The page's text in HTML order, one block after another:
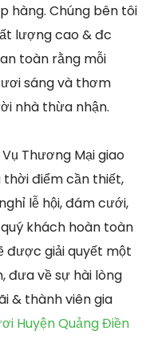
hàng. Chúng bên tôi
lượng cao & đc
toàn rằng mỗi
sáng và thơm
nhà thừa nhận.
Thương Mại giao
thời điểm cần thiết,
lễ hội, đám cưới,
khách hoàn toàn
được giải quyết một
đưa về sự hài lòng
& thành viên gia
Huyện Quảng Điền